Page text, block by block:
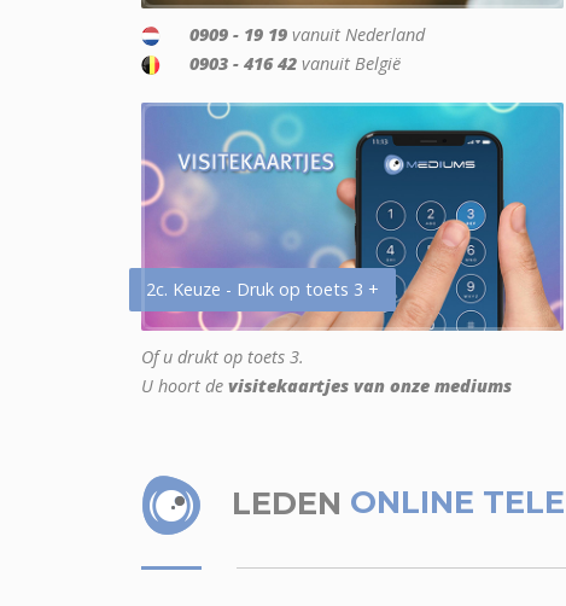
0909 - 19 19 vanuit Nederland
0903 - 416 42 vanuit België
2c. Keuze - Druk op toets 3 +
Of u drukt op toets 3.
U hoort de visitekaartjes van onze mediums
LEDEN ONLINE